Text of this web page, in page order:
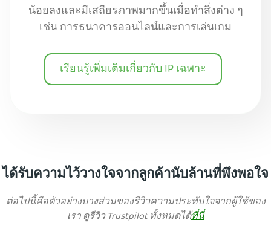
น้อยลงและมีเสถียรภาพมากขึ้นเมื่อทำสิ่งต่าง ๆ
เช่น การธนาคารออนไลน์และการเล่นเกม
เรียนรู้เพิ่มเติมเกี่ยวกับ IP เฉพาะ
ได้รับความไว้วางใจจากลูกค้านับล้านที่พึงพอใจ
ต่อไปนี้คือตัวอย่างบางส่วนของรีวิวความประทับใจจากผู้ใช้ของ
เรา ดูรีวิว Trustpilot ทั้งหมดได้ที่นี่